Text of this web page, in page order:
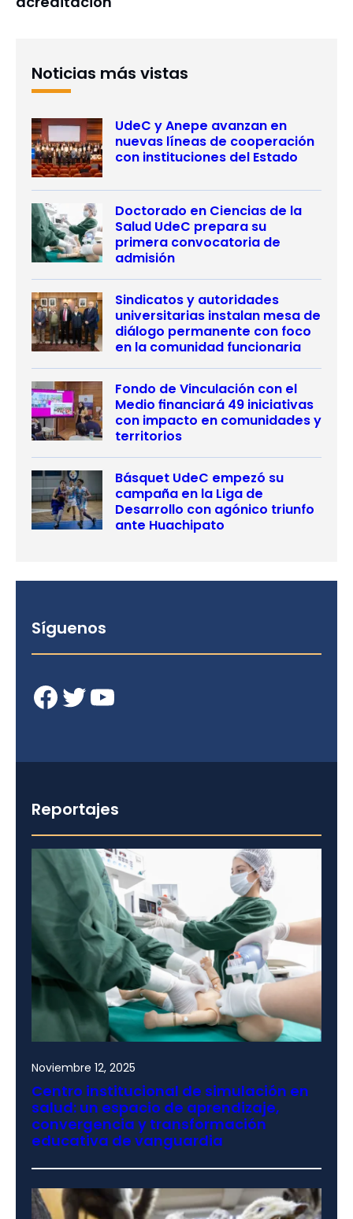
Noticias más vistas
UdeC y Anepe avanzan en
nuevas líneas de cooperación
con instituciones del Estado
Doctorado en Ciencias de la
Salud UdeC prepara su
primera convocatoria de
admisión
Sindicatos y autoridades
universitarias instalan mesa de
diálogo permanente con foco
en la comunidad funcionaria
Fondo de Vinculación con el
Medio financiará 49 iniciativas
con impacto en comunidades y
territorios
Básquet UdeC empezó su
campaña en la Liga de
Desarrollo con agónico triunfo
ante Huachipato
Síguenos
Facebook Twitter YouTube
Reportajes
Noviembre 12, 2025
Centro institucional de simulación en
salud: un espacio de aprendizaje,
convergencia y transformación
educativa de vanguardia